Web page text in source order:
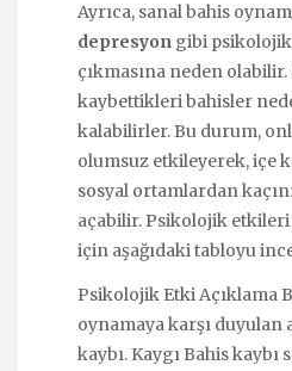
Ayrıca, sanal bahis
depresyon gibi
çıkmasına neden
kaybettikleri bahisler
kalabilirler. Bu durum,
olumsuz etkileyerek, içe
sosyal ortamlardan
açabilir. Psikolojik
için aşağıdaki tabloyu
Psikolojik Etki Açıklama
oynamaya karşı duyulan
kaybı. Kaygı Bahis kaybı